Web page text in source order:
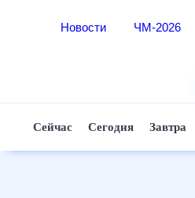
Новости ЧМ-2026
Сейчас Сегодня Завтра